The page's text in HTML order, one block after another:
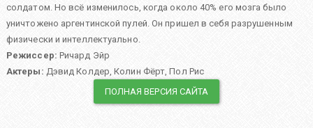
солдатом. Но всё изменилось, когда около 40% его мозга было
уничтожено аргентинской пулей. Он пришел в себя разрушенным
физически и интеллектуально.
Режиссер: Ричард Эйр
Актеры: Дэвид Колдер,Колин Фёрт,Пол Рис
ПОЛНАЯ ВЕРСИЯ САЙТА